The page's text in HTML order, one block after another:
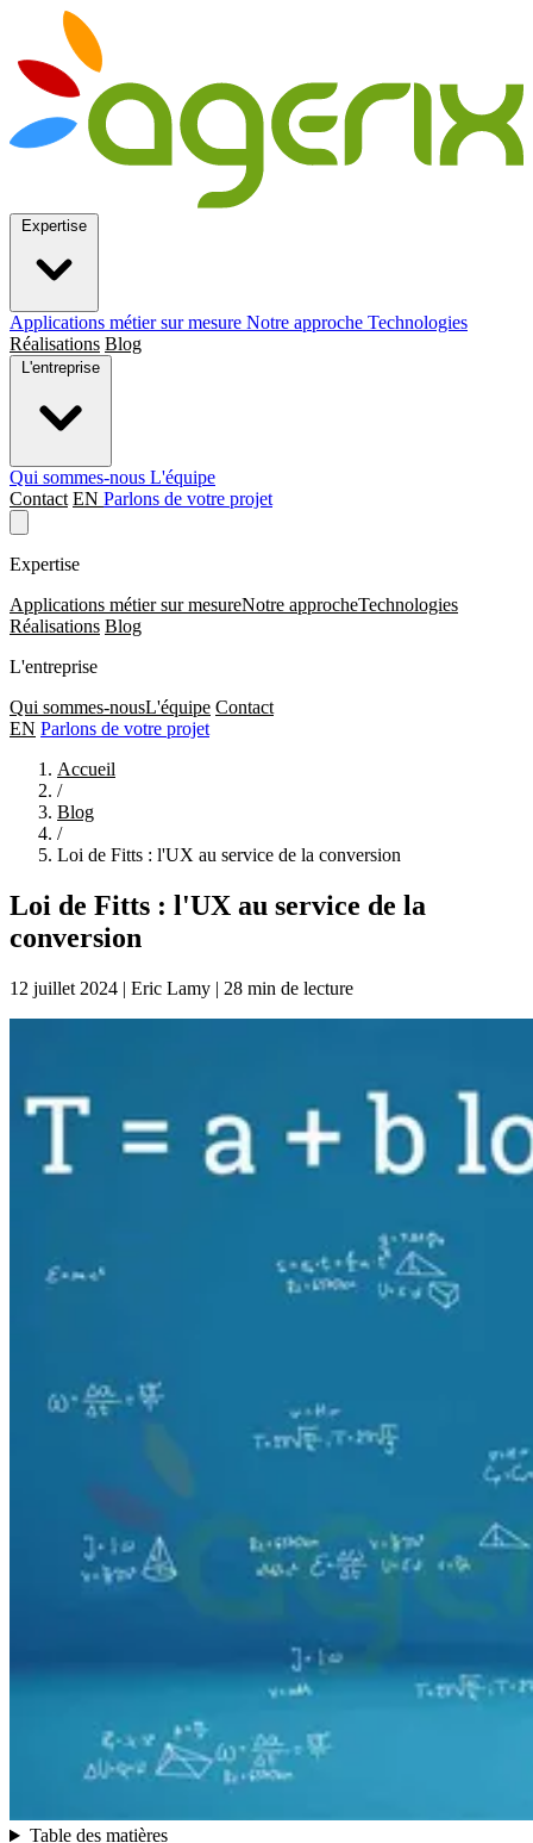
Applications métier sur mesure Notre approche Technologies
Réalisations Blog
Qui sommes-nous L'équipe
Contact EN Parlons de votre projet
Expertise
Applications métier sur mesureNotre approcheTechnologies
Réalisations Blog
L'entreprise
Qui sommes-nousL'équipe Contact
EN Parlons de votre projet
Accueil
/
Blog
/
Loi de Fitts : l'UX au service de la conversion
Loi de Fitts : l'UX au service de la
conversion
12 juillet 2024 | Eric Lamy | 28 min de lecture
Table des matières